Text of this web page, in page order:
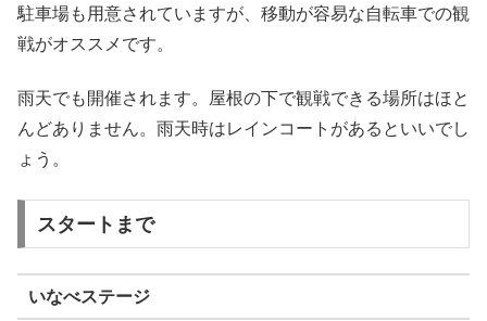
駐車場も用意されていますが、移動が容易な自転車での観
戦がオススメです。
雨天でも開催されます。屋根の下で観戦できる場所はほと
んどありません。雨天時はレインコートがあるといいでし
ょう。
スタートまで
いなべステージ